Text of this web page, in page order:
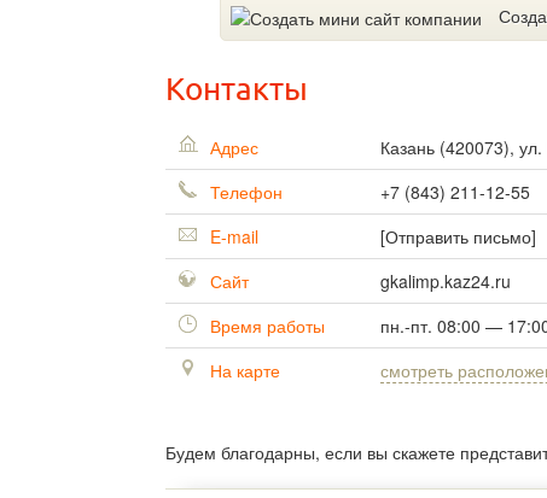
Контакты
Адрес Казань (420073), ул.
Телефон
+7 (843) 211-12-55
E-mail
[Отправить письмо]
Сайт
gkalimp.kaz24.ru
Время работы
пн.-пт. 08:00 —
На карте
смотреть
Будем благодарны, если вы скажете